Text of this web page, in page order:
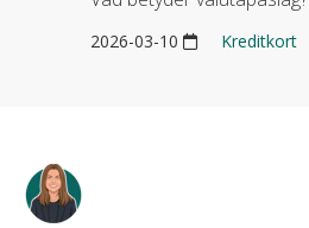
2026-03-10 Kreditkort